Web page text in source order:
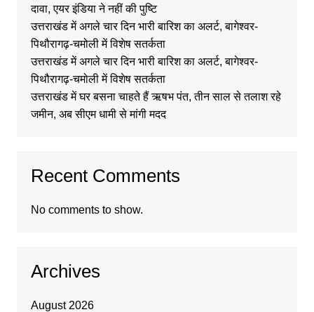
दावा, एयर इंडिया ने नहीं की पुष्टि
उत्तराखंड में अगले चार दिन भारी बारिश का अलर्ट, बागेश्वर-
पिथौरागढ़-चमोली में विशेष सतर्कता
उत्तराखंड में अगले चार दिन भारी बारिश का अलर्ट, बागेश्वर-
पिथौरागढ़-चमोली में विशेष सतर्कता
उत्तराखंड में घर बसना चाहते हैं ऋषभ पंत, तीन साल से तलाश रहे
जमीन, अब सीएम धामी से मांगी मदद
Recent Comments
No comments to show.
Archives
August 2026